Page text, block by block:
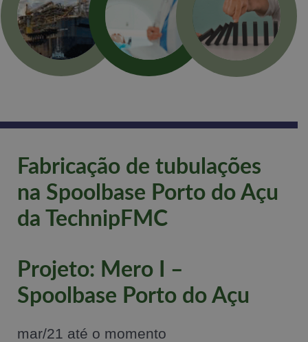
Fabricação de tubulações
na Spoolbase Porto do Açu
da TechnipFMC
Projeto: Mero I –
Spoolbase Porto do Açu
mar/21 até o momento